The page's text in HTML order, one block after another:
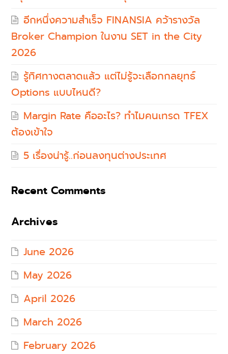
อีกหนึ่งความสำเร็จ FINANSIA คว้ารางวัล
Broker Champion ในงาน SET in the City
2026
รู้ทิศทางตลาดแล้ว แต่ไม่รู้จะเลือกกลยุทธ์
Options แบบไหนดี?
Margin Rate คืออะไร? ทำไมคนเทรด TFEX
ต้องเข้าใจ
5 เรื่องน่ารู้..ก่อนลงทุนต่างประเทศ
Recent Comments
Archives
June 2026
May 2026
April 2026
March 2026
February 2026